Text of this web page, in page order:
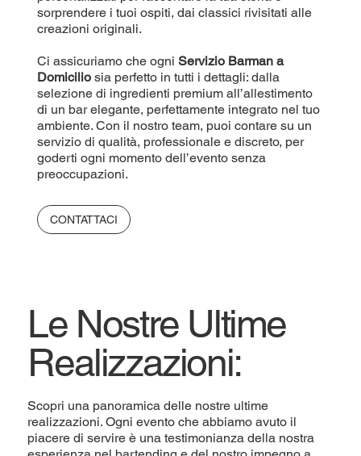
sorprendere i tuoi ospiti, dai classici rivisitati alle
creazioni originali.
Ci assicuriamo che ogni Servizio Barman a
Domiciliosia perfetto in tutti i dettagli: dalla
selezione di ingredienti premium all’allestimento
di un bar elegante, perfettamente integrato nel tuo
ambiente. Con il nostro team, puoi contare su un
servizio di qualità, professionale e discreto, per
goderti ogni momento dell’evento senza
preoccupazioni.
CONTATTACI
Le Nostre Ultime
Realizzazioni:
Scopri una panoramica delle nostre ultime
realizzazioni. Ogni evento che abbiamo avuto il
piacere di servire è una testimonianza della nostra